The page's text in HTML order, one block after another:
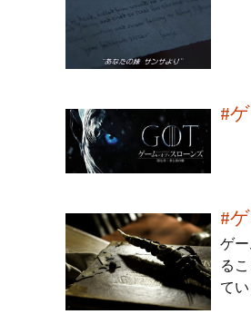
#
#
ゲ
る
て